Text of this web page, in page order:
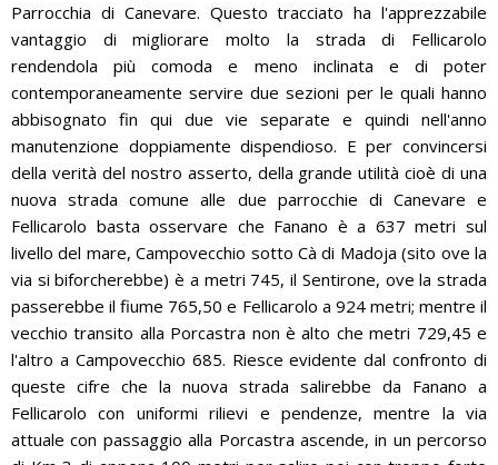
Parrocchia di Canevare. Questo tracciato ha l'apprezzabile
vantaggio di migliorare molto la strada di Fellicarolo
rendendola più comoda e meno inclinata e di poter
contemporaneamente servire due sezioni per le quali hanno
abbisognato fin qui due vie separate e quindi nell'anno
manutenzione doppiamente dispendioso. E per convincersi
della verità del nostro asserto, della grande utilità cioè di una
nuova strada comune alle due parrocchie di Canevare e
Fellicarolo basta osservare che Fanano è a 637 metri sul
livello del mare, Campovecchio sotto Cà di Madoja (sito ove la
via si biforcherebbe) è a metri 745, il Sentirone, ove la strada
passerebbe il fiume 765,50 e Fellicarolo a 924 metri; mentre il
vecchio transito alla Porcastra non è alto che metri 729,45 e
l'altro a Campovecchio 685. Riesce evidente dal confronto di
queste cifre che la nuova strada salirebbe da Fanano a
Fellicarolo con uniformi rilievi e pendenze, mentre la via
attuale con passaggio alla Porcastra ascende, in un percorso